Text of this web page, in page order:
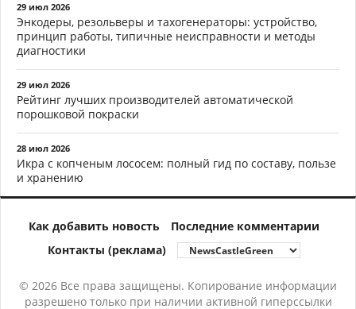
29 июл 2026
Энкодеры, резольверы и тахогенераторы: устройство,
принцип работы, типичные неисправности и методы
диагностики
29 июл 2026
Рейтинг лучших производителей автоматической
порошковой покраски
28 июл 2026
Икра с копченым лососем: полный гид по составу, пользе
и хранению
Как добавить новость
Последние комментарии
Контакты (реклама)
© 2026 Все права защищены. Копирование информации
разрешено только при наличии активной гиперссылки